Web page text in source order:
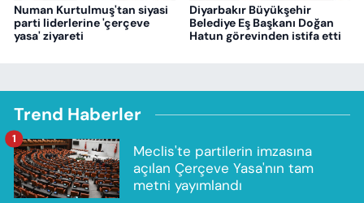
Numan Kurtulmuş'tan siyasi
parti liderlerine 'çerçeve
yasa' ziyareti
Diyarbakır Büyükşehir
Belediye Eş Başkanı Doğan
Hatun görevinden istifa etti
Trend Haberler
Meclis'te partilerin imzasına
açılan Çerçeve Yasa'nın tam
metni yayımlandı
1